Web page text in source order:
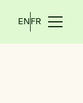
EN FR